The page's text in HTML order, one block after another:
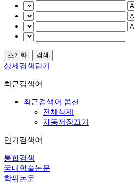
상세검색닫기
최근검색어
최근검색어 옵션
전체삭제
자동저장끄기
인기검색어
통합검색
국내학술논문
학위논문